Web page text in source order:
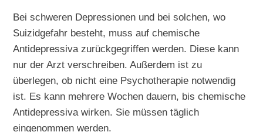
Bei schweren Depressionen und bei solchen, wo
Suizidgefahr besteht, muss auf chemische
Antidepressiva zurückgegriffen werden. Diese kann
nur der Arzt verschreiben. Außerdem ist zu
überlegen, ob nicht eine Psychotherapie notwendig
ist. Es kann mehrere Wochen dauern, bis chemische
Antidepressiva wirken. Sie müssen täglich
eingenommen werden.